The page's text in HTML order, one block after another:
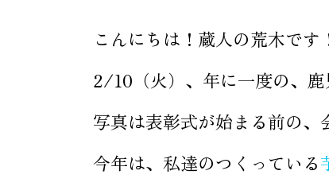
こんにちは！蔵人の荒木です
2/10（火）、年に一度の
写真は表彰式が始まる前の
今年は、私達のつくっている